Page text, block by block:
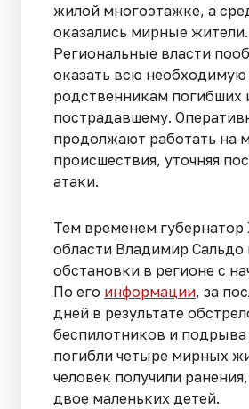
жилой многоэтажке, а
оказались мирные жители.
Региональные власти
оказать всю
родственникам погибших
пострадавшему.
продолжают работать на
происшествия, уточняя
атаки.
Тем временем губернатор
области Владимир Сальдо
обстановки в регионе с
По его информации, за
дней в результате
беспилотников и
погибли четыре мирных
человек получили
двое маленьких детей.